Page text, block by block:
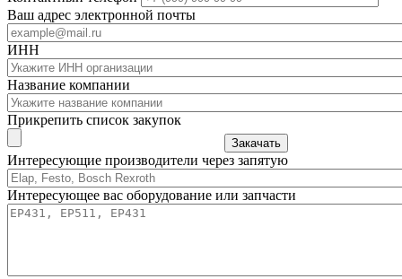
Ваш адрес электронной почты
ИНН
Название компании
Прикрепить список закупок
Закачать
Интересующие производители через запятую
Интересующее вас оборудование или запчасти